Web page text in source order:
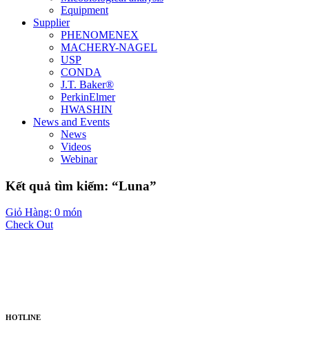
Equipment
Supplier
PHENOMENEX
MACHERY-NAGEL
USP
CONDA
J.T. Baker®
PerkinElmer
HWASHIN
News and Events
News
Videos
Webinar
Kết quả tìm kiếm: “Luna”
Giỏ Hàng: 0 món
Check Out
HOTLINE